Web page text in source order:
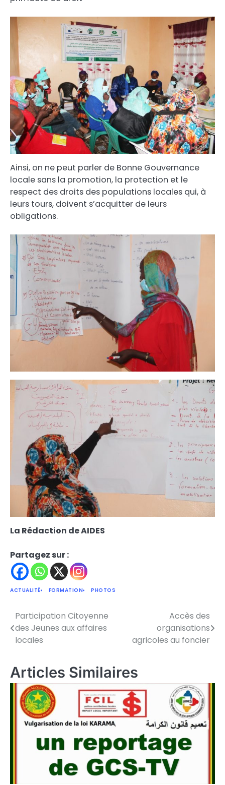
Ainsi, on ne peut parler de Bonne Gouvernance
locale sans la promotion, la protection et le
respect des droits des populations locales qui, à
leurs tours, doivent s’acquitter de leurs
obligations.
La Rédaction de AIDES
Partagez sur :
ACTUALITÉ FORMATION PHOTOS
Navigation
de
Participation Citoyenne
des Jeunes aux affaires
locales
Accès des
organisations
agricoles au foncier
Articles Similaires